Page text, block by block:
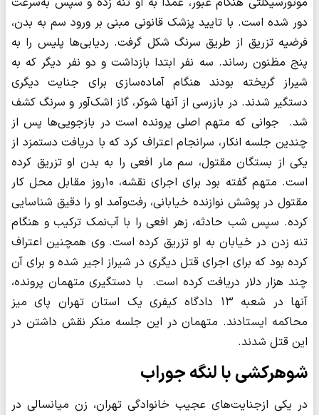
دور شده است. با تایید پزشک قانونی مبنی بر ورود سم به بدن،
فرضیه تزریق از طریق سرنگ شکل گرفت. ردیابی‌ها پلیس را به
پنج مظنون رساند. سه نفر ابتدا بازداشت و دو نفر دیگر که به
شیراز گریخته بودند هنگام آماده‌سازی برای جنایت دیگری
دستگیر شدند. در بازرسی از آنها شوکر، گاز اشک‌آور و سرنگ کشف
شد. جوانی که متهم اصلی پرونده است در بازجویی‌ها پس از
چندین جلسه انکار، سرانجام اعتراف کرد که با دریافت دستمزد از
یکی از بستگان مقتول، سم مار افعی را به بدن او تزریق کرده
است. متهم گفته بود برای اجرای نقشه، ۱۰روز مقابل محل کار
مقتول در پوشش نوازنده خیابانی، رفت‌وآمد او را دقیق شناسایی
کرده. سپس شب حادثه، زهر افعی را با آب‌نمک ترکیب و هنگام
تنه‌ زدن در خیابان به او تزریق کرده است. وی همچنین اعتراف
کرده بود که برای اجرای قتل دیگری در شیراز اجیر شده و برای آن
چند هزار دلار دریافت کرده است. با دستگیری متهمان پرونده،
آنها در شعبه ۱۳ دادگاه کیفری یک استان تهران پای میز
محاکمه ایستادند. متهمان در این جلسه منکر نقش داشتن در
این قتل شدند.
شوهرکشی با لنگه جوراب
در یکی ازجنایت‌های عجیب خانوادگی تهران، زن میانسالی در